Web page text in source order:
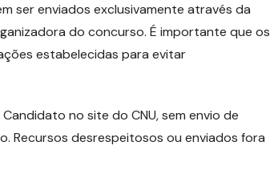
ser enviados exclusivamente através da
do concurso. É importante que os
estabelecidas para evitar
no site do CNU, sem envio de
Recursos desrespeitosos ou enviados fora